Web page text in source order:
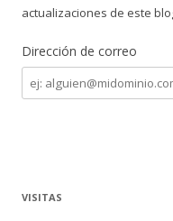
actualizaciones de este
Dirección de correo
Dirección
de
correo
VISITAS